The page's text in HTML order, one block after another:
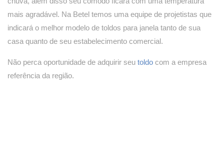
mais agradável. Na Betel temos uma equipe de projetistas que
indicará o melhor modelo de toldos para janela tanto de sua
casa quanto de seu estabelecimento comercial.
Não perca oportunidade de adquirir seu toldo com a empresa
referência da região.